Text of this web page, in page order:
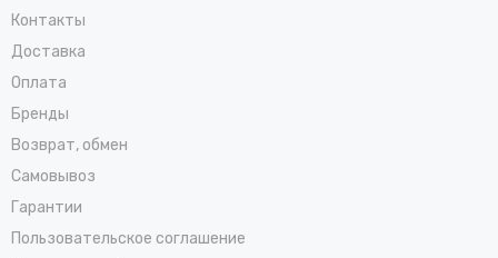
Контакты
Доставка
Оплата
Бренды
Возврат, обмен
Самовывоз
Гарантии
Пользовательское соглашение